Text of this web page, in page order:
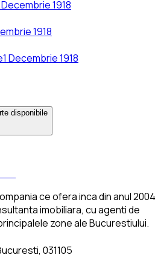
Decembrie 1918
1918
1 Decembrie 1918
disponibile
ce ofera inca din anul 2004
imobiliara, cu agenti de
zone ale Bucurestiului.
031105